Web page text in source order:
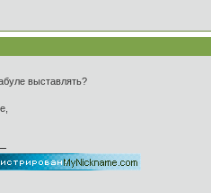
выставлять?